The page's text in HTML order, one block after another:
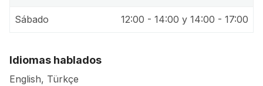
Sábado 12:00 - 14:00 y 14:00 - 17:00
Idiomas hablados
English, Türkçe